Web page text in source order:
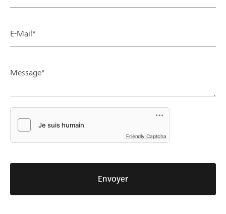
E-Mail*
Message*
Friendly Captcha
Envoyer